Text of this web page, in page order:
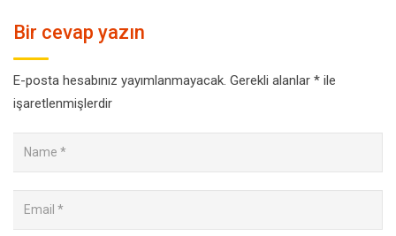
Bir cevap yazın
E-posta hesabınız yayımlanmayacak. Gerekli alanlar * ile
işaretlenmişlerdir